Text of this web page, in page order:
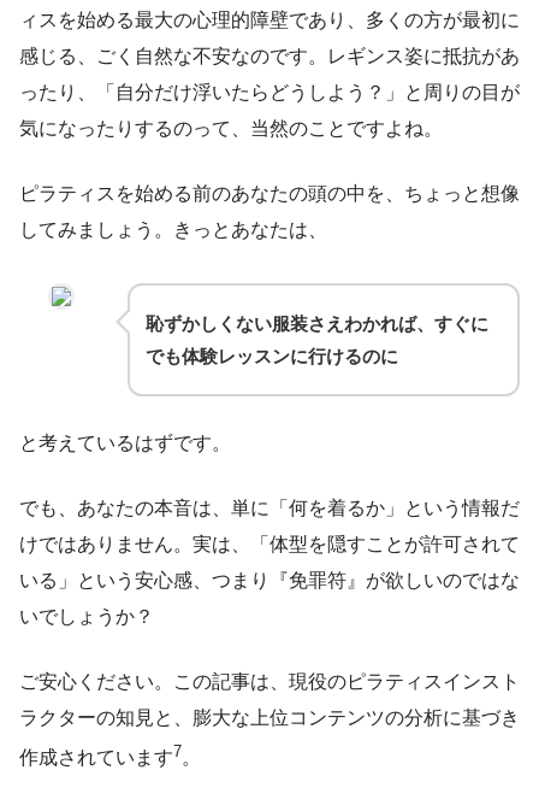
ィスを始める最大の心理的障壁であり、多くの方が最初に
感じる、ごく自然な不安なのです。レギンス姿に抵抗があ
ったり、「自分だけ浮いたらどうしよう？」と周りの目が
気になったりするのって、当然のことですよね。
ピラティスを始める前のあなたの頭の中を、ちょっと想像
してみましょう。きっとあなたは、
恥ずかしくない服装さえわかれば、すぐに
でも体験レッスンに行けるのに
と考えているはずです。
でも、あなたの本音は、単に「何を着るか」という情報だ
けではありません。実は、「体型を隠すことが許可されて
いる」という安心感、つまり『免罪符』が欲しいのではな
いでしょうか？
ご安心ください。この記事は、現役のピラティスインスト
ラクターの知見と、膨大な上位コンテンツの分析に基づき
作成されています7。